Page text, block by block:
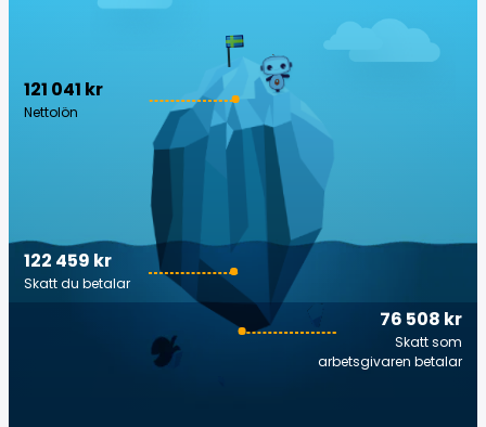
121 041 kr
Nettolön
76 508 kr
Skatt som
arbetsgivaren betalar
122 459 kr
Skatt du betalar